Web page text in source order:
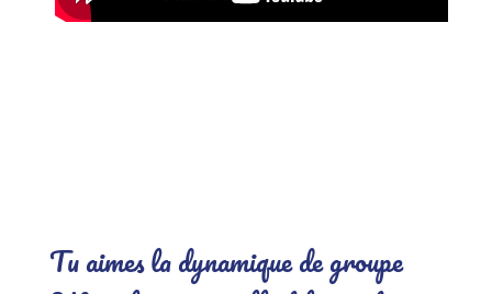
Tu aimes la dynamique de groupe